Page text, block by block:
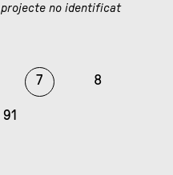
projecte no identificat
7 8
91